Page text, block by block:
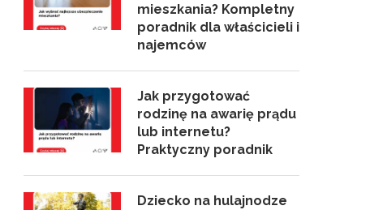
mieszkania? Kompletny
poradnik dla właścicieli i
najemców
Jak przygotować
rodzinę na awarię prądu
lub internetu?
Praktyczny poradnik
Dziecko na hulajnodze